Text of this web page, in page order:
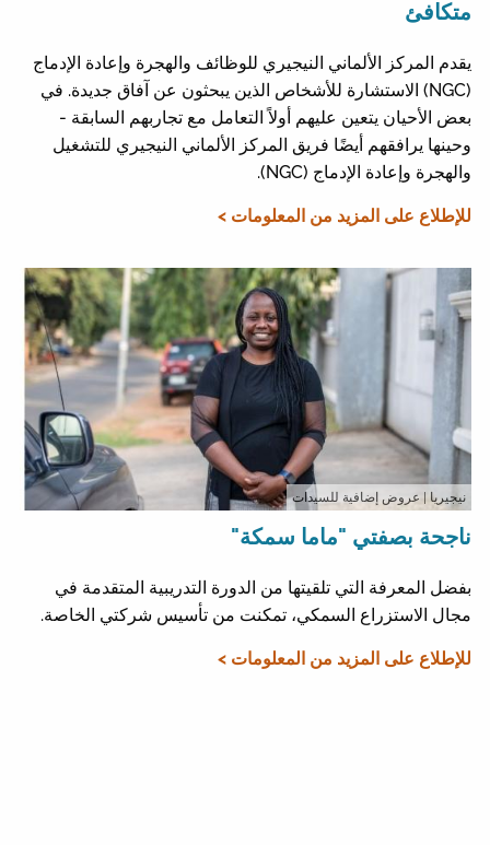
متكافئ
يقدم المركز الألماني النيجيري للوظائف والهجرة وإعادة الإدماج
(NGC) الاستشارة للأشخاص الذين يبحثون عن آفاق جديدة. في
بعض الأحيان يتعين عليهم أولاً التعامل مع تجاربهم السابقة -
وحينها يرافقهم أيضًا فريق المركز الألماني النيجيري للتشغيل
والهجرة وإعادة الإدماج (NGC).
للإطلاع على المزيد من المعلومات >
نيجيريا | عروض إضافية للسيدات
ناجحة بصفتي "ماما سمكة"
بفضل المعرفة التي تلقيتها من الدورة التدريبية المتقدمة في
مجال الاستزراع السمكي، تمكنت من تأسيس شركتي الخاصة.
للإطلاع على المزيد من المعلومات >